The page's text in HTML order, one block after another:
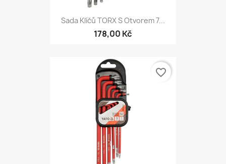
Sada Klíčů TORX S Otvorem 7...
178,00 Kč
favorite_border